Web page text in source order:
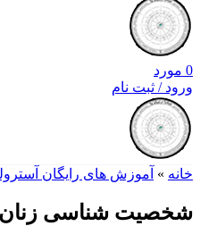
0 مورد
ورود / ثبت نام
خانه » آموزش های رایگان
شخصیت شناسی زنان برج